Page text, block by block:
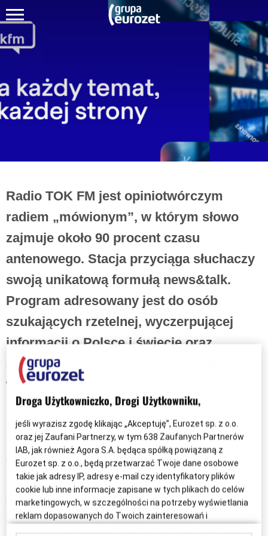
Radio TOK FM jest opiniotwórczym
radiem „mówionym”, w którym słowo
zajmuje około 90 procent czasu
antenowego. Stacja przyciąga słuchaczy
swoją unikatową formułą news&talk.
Program adresowany jest do osób
szukających rzetelnej, wyczerpującej
informacji o Polsce i świecie oraz
zainteresowanych pogłębianiem tej
wiedzy poprzez publicystykę najwyższej
próby.
Radio TOK FM to przestrzeń, gdzie spotykają
się różne perspektywy na kluczowe tematy:
bezpieczeństwo, finanse, kulturę, edukację czy
zdrowie. Stacja konsekwentnie realizuje
założenie, że każdy temat można – i należy –
Droga Użytkowniczko, Drogi Użytkowniku,
jeśli wyrazisz zgodę klikając „Akceptuję”, Eurozet sp. z o.o.
oraz jej Zaufani Partnerzy, w tym638 Zaufanych Partnerów
IAB, jak również Agora S.A. będąca spółką powiązaną z
Eurozet sp. z o.o., będą przetwarzać Twoje dane osobowe
takie jak adresy IP, adresy e-mail czy identyfikatory plików
cookie lub inne informacje zapisane w tych plikach do celów
marketingowych, w szczególności na potrzeby wyświetlania
reklam dopasowanych do Twoich zainteresowań i